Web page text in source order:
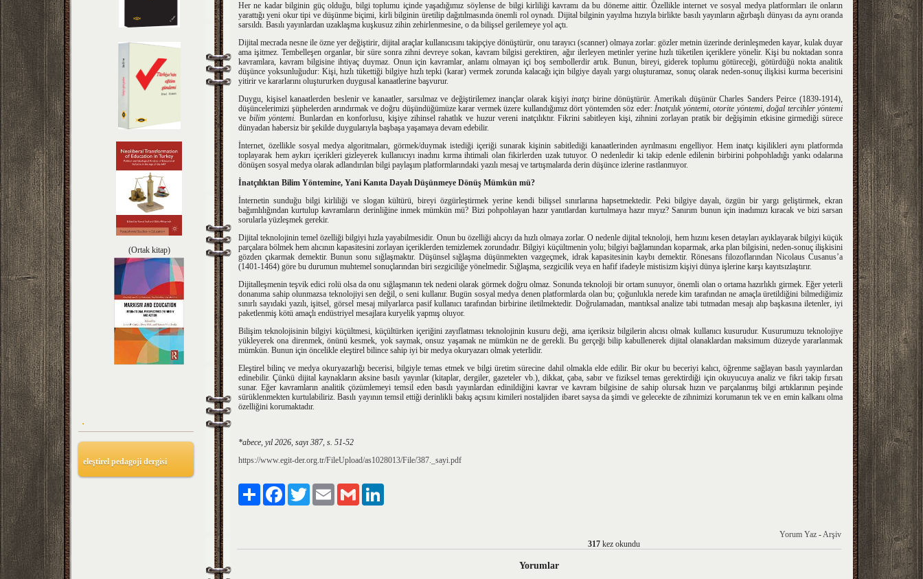
(Ortak kitap)
.
eleştirel pedagoji dergisi
Her ne kadar bilginin güç olduğu, bilgi toplumu içinde yaşadığımız söylense de bilgi kirliliği kavramı da bu döneme aittir. Özellikle internet ve sosyal medya platformları ile onların
yarattığı yeni okur tipi ve düşünme biçimi, kirli bilginin üretilip dağıtılmasında önemli rol oynadı. Dijital bilginin yayılma hızıyla birlikte basılı yayınların ağırbaşlı dünyası da aynı oranda
sarsıldı. Basılı yayınlardan uzaklaşma kuşkusuz zihin zehirlenmesine, o da bilişsel gerilemeye yol açtı.
Dijital mecrada nesne ile özne yer değiştirir, dijital araçlar kullanıcısını takipçiye dönüştürür, onu tarayıcı (scanner) olmaya zorlar: gözler metnin üzerinde derinleşmeden kayar, kulak duyar
ama işitmez. Tembelleşen organlar, bir süre sonra zihni devreye sokan, kavram bilgisi gerektiren, ağır ilerleyen metinler yerine hızlı tüketilen içeriklere yönelir. Kişi bu noktadan sonra
kavramlara, kavram bilgisine ihtiyaç duymaz. Onun için kavramlar, anlamı olmayan içi boş sembollerdir artık. Bunun, bireyi, giderek toplumu götüreceği, götürdüğü nokta analitik
düşünce yoksunluğudur: Kişi, hızlı tükettiği bilgiye hızlı tepki (karar) vermek zorunda kalacağı için bilgiye dayalı yargı oluşturamaz, sonuç olarak neden-sonuç ilişkisi kurma becerisini
yitirir ve kararlarını oluştururken duygusal kanaatlerine başvurur.
Duygu, kişisel kanaatlerden beslenir ve kanaatler, sarsılmaz ve değiştirilemez inançlar olarak kişiyiinatçı birine dönüştürür. Amerikalı düşünür Charles Sanders Peirce (1839-1914),
düşüncelerimizi şüphelerden arındırmak ve doğru düşündüğümüze karar vermek üzere kullandığımız dört yöntemden söz eder: İnatçılık yöntemi, otorite yöntemi, doğal tercihler yöntemi
ve bilim yöntemi. Bunlardan en konforlusu, kişiye zihinsel rahatlık ve huzur vereni inatçılıktır. Fikrini sabitleyen kişi, zihnini zorlayan pratik bir değişimin etkisine girmediği sürece
dünyadan habersiz bir şekilde duygularıyla başbaşa yaşamaya devam edebilir.
İnternet, özellikle sosyal medya algoritmaları, görmek/duymak istediği içeriği sunarak kişinin sabitlediği kanaatlerinden ayrılmasını engelliyor. Hem inatçı kişilikleri aynı platformda
toplayarak hem aykırı içerikleri gizleyerek kullanıcıyı inadını kırma ihtimali olan fikirlerden uzak tutuyor. O nedenledir ki takip edenle edilenin birbirini pohpohladığı yankı odalarına
dönüşen sosyal medya olarak adlandırılan bilgi paylaşım platformlarındaki yazılı mesaj ve tartışmalarda derin düşünce izlerine rastlanmıyor.
İnatçılıktan Bilim Yöntemine, Yani Kanıta Dayalı Düşünmeye Dönüş Mümkün mü?
İnternetin sunduğu bilgi kirliliği ve slogan kültürü, bireyi özgürleştirmek yerine kendi bilişsel sınırlarına hapsetmektedir. Peki bilgiye dayalı, özgün bir yargı geliştirmek, ekran
bağımlılığından kurtulup kavramların derinliğine inmek mümkün mü? Bizi pohpohlayan hazır yanıtlardan kurtulmaya hazır mıyız? Sanırım bunun için inadımızı kıracak ve bizi sarsan
sorularla yüzleşmek gerekir.
Dijital teknolojinin temel özelliği bilgiyi hızla yayabilmesidir. Onun bu özelliği alıcıyı da hızlı olmaya zorlar. O nedenle dijital teknoloji, hem hızını kesen detayları ayıklayarak bilgiyi küçük
parçalara bölmek hem alıcının kapasitesini zorlayan içeriklerden temizlemek zorundadır. Bilgiyi küçültmenin yolu; bilgiyi bağlamından koparmak, arka plan bilgisini, neden-sonuç ilişkisini
gözden çıkarmak demektir. Bunun sonu sığlaşmaktır. Düşünsel sığlaşma düşünmekten vazgeçmek, idrak kapasitesinin kaybı demektir. Rönesans filozoflarından Nicolaus Cusanus’a
(1401-1464) göre bu durumun muhtemel sonuçlarından biri sezgiciliğe yönelmedir. Sığlaşma, sezgicilik veya en hafif ifadeyle mistisizm kişiyi dünya işlerine karşı kayıtsızlaştırır.
Dijitalleşmenin teşvik edici rolü olsa da onu sığlaşmanın tek nedeni olarak görmek doğru olmaz. Sonunda teknoloji bir ortam sunuyor, önemli olan o ortama hazırlıklı girmek. Eğer yeterli
donanıma sahip olunmazsa teknolojiyi sen değil, o seni kullanır. Bugün sosyal medya denen platformlarda olan bu; çoğunlukla nerede kim tarafından ne amaçla üretildiğini bilmediğimiz
sınırlı sayıdaki yazılı, işitsel, görsel mesaj milyarlarca pasif kullanıcı tarafından birbirine iletilmektedir. Doğrulamadan, mantıksal analize tabi tutmadan mesajı alıp başkasına iletenler, iyi
paketlenmiş kötü amaçlı endüstriyel mesajlara kuryelik yapmış oluyor.
Bilişim teknolojisinin bilgiyi küçültmesi, küçültürken içeriğini zayıflatması teknolojinin kusuru deği, ama içeriksiz bilgilerin alıcısı olmak kullanıcı kusurudur. Kusurumuzu teknolojiye
yükleyerek ona direnmek, önünü kesmek, yok saymak, onsuz yaşamak ne mümkün ne de gerekli. Bu gerçeği bilip kabullenerek dijital olanaklardan maksimum düzeyde yararlanmak
mümkün. Bunun için öncelikle eleştirel bilince sahip iyi bir medya okuryazarı olmak yeterlidir.
Eleştirel bilinç ve medya okuryazarlığı becerisi, bilgiyle temas etmek ve bilgi üretim sürecine dahil olmakla elde edilir. Bir okur bu beceriyi kalıcı, öğrenme sağlayan basılı yayınlardan
edinebilir. Çünkü dijital kaynakların aksine basılı yayınlar (kitaplar, dergiler, gazeteler vb.), dikkat, çaba, sabır ve fiziksel temas gerektirdiği için okuyucuya analiz ve fikri takip fırsatı
sunar. Eğer kavramların analitik çözümlemeyi temsil eden basılı yayınlardan edinildiğini kavrar ve kavram bilgisine de sahip olursak hızın ve parçalanmış bilgi artıklarının peşinde
sürüklenmekten kurtulabiliriz. Basılı yayının temsil ettiği derinlikli bakış açısını kimileri nostaljiden ibaret saysa da şimdi ve gelecekte de zihnimizi korumanın tek ve en emin kalkanı olma
özelliğini korumaktadır.
*abece, yıl 2026, sayı 387, s. 51-52
https://www.egit-der.org.tr/FileUpload/as1028013/File/387._sayi.pdf
Paylaş FacebookTwitter Email Gmail
Yorum Yaz -Arşiv
317kez okundu
Yorumlar